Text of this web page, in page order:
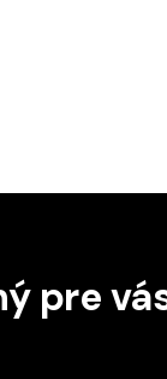
pre